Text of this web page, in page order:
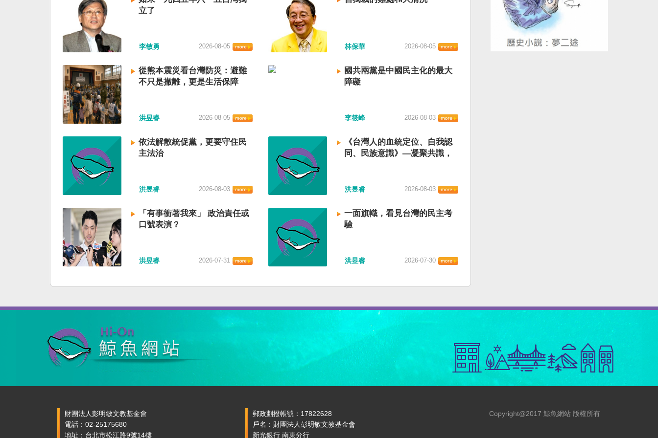
立了
李敏勇 2026-08-05 林保華 2026-08-05
從熊本震災看台灣防災：避難
不只是撤離，更是生活保障
洪昱睿 2026-08-05
國共兩黨是中國民主化的最大
障礙
李筱峰 2026-08-03
依法解散統促黨，更要守住民
主法治
洪昱睿 2026-08-03
《台灣人的血統定位、自我認
同、民族意識》—凝聚共識，
洪昱睿 2026-08-03
「有事衝著我來」 政治責任或
口號表演？
洪昱睿 2026-07-31
一面旗幟，看見台灣的民主考
驗
洪昱睿 2026-07-30
財團法人彭明敏文教基金會
電話：02-25175680
地址：台北市松江路9號14樓
郵政劃撥帳號：17822628
戶名：財團法人彭明敏文教基金會
新光銀行 南東分行
Copyright@2017 鯨魚網站 版權所有